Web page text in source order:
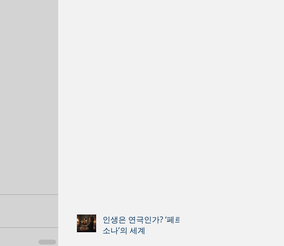
인생은 연극인가? ‘페르
소나’의 세계